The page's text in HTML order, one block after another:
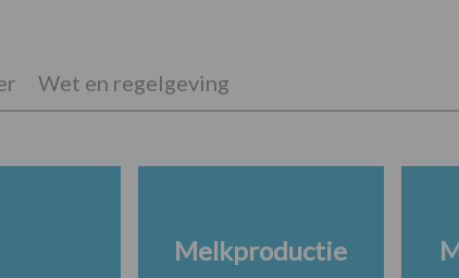
Wet en regelgeving
Melkproductie